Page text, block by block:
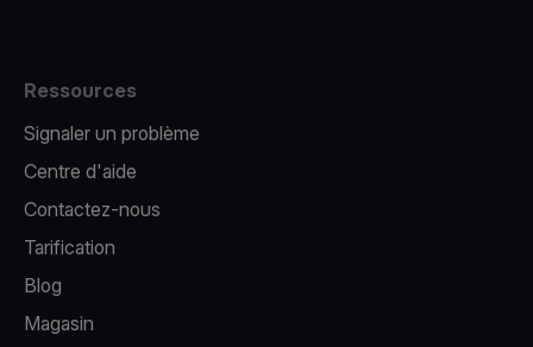
Ressources
Signaler un problème
Centre d'aide
Contactez-nous
Tarification
Blog
Magasin